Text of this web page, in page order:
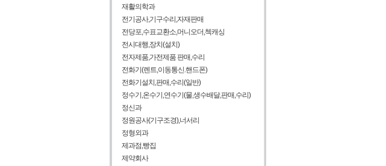
재활의학과
전기공사,기구수리,자재판매
전당포,수표교환소,머니오더,첵캐싱
전시대행,장치(설치)
전자제품,가전제품 판매,수리
전화기(렌트,이동통신.핸드폰)
전화기설치,판매,수리(일반)
정수기,온수기,연수기(물,생수배달,판매,수리)
정신과
정원공사(기구조경),너서리
정형외과
제과점,빵집
제약회사